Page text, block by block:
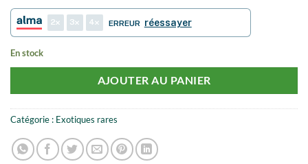
2 3 4 ERREUR réessayer
En stock
AJOUTER AU PANIER
Catégorie : Exotiques rares